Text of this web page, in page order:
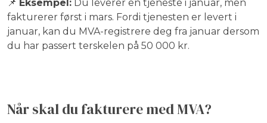
📌 Eksempel: Du leverer en tjeneste i januar, men
fakturerer først i mars. Fordi tjenesten er levert i
januar, kan du MVA-registrere deg fra januar dersom
du har passert terskelen på 50 000 kr.
Når skal du fakturere med MVA?